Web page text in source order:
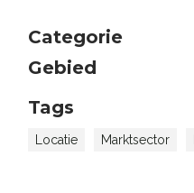
Categorie
Gebied
Tags
Locatie Marktsector